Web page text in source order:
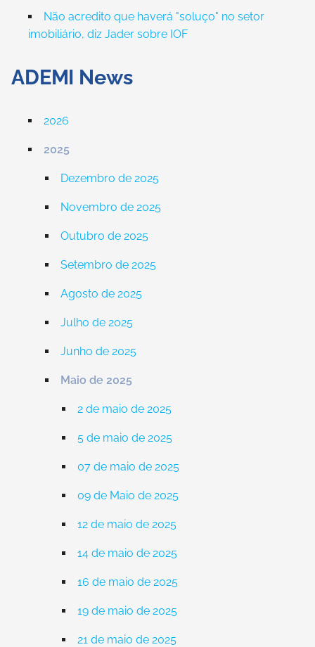
Não acredito que haverá "soluço" no setor
imobiliário, diz Jader sobre IOF
ADEMI News
2026
2025
Dezembro de 2025
Novembro de 2025
Outubro de 2025
Setembro de 2025
Agosto de 2025
Julho de 2025
Junho de 2025
Maio de 2025
2 de maio de 2025
5 de maio de 2025
07 de maio de 2025
09 de Maio de 2025
12 de maio de 2025
14 de maio de 2025
16 de maio de 2025
19 de maio de 2025
21 de maio de 2025